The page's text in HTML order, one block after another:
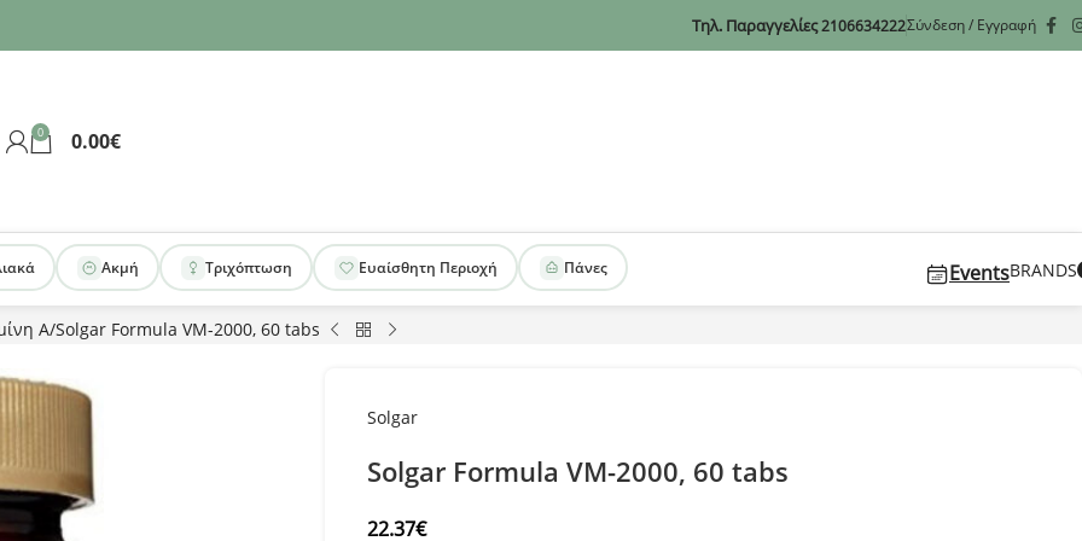
Τηλ. Παραγγελίες2106634222Σύνδεση / Εγγραφή
0 0.00€
Ακμή Τριχόπτωση Ευαίσθητη Περιοχή Πάνες EventsBRANDS
Α Solgar Formula VM-2000, 60 tabs
Solgar
Solgar Formula VM-2000, 60 tabs
22.37€